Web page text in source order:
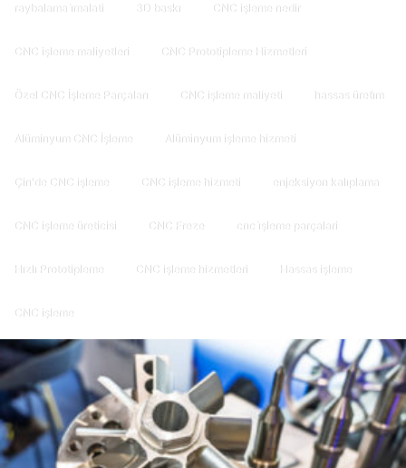
raybalama i̇malati 3D baskı CNC işleme nedir
CNC işleme maliyetleri CNC Prototipleme Hizmetleri
Özel CNC İşleme Parçaları CNC işleme maliyeti hassas üreti̇m
Alüminyum CNC İşleme Alüminyum işleme hizmeti
Çin'de CNC işleme CNC işleme hizmeti enjeksiyon kalıplama
CNC işleme üreticisi CNC Freze cnc i̇şleme parçalari
Hızlı Prototipleme CNC işleme hizmetleri Hassas işleme
CNC işleme